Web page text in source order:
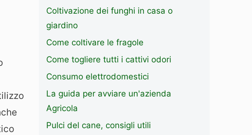
Coltivazione dei funghi in casa o
giardino
Come coltivare le fragole
Come togliere tutti i cattivi odori
Consumo elettrodomestici
La guida per avviare un'azienda
Agricola
Pulci del cane, consigli utili